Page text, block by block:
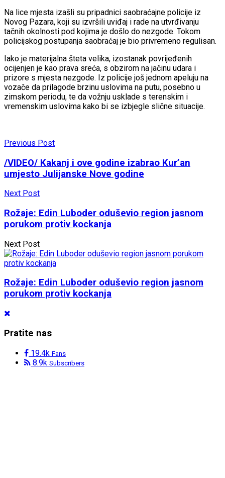
Na lice mjesta izašli su pripadnici saobraćajne policije iz
Novog Pazara, koji su izvršili uviđaj i rade na utvrđivanju
tačnih okolnosti pod kojima je došlo do nezgode. Tokom
policijskog postupanja saobraćaj je bio privremeno regulisan.
Iako je materijalna šteta velika, izostanak povrijeđenih
ocijenjen je kao prava sreća, s obzirom na jačinu udara i
prizore s mjesta nezgode. Iz policije još jednom apeluju na
vozače da prilagode brzinu uslovima na putu, posebno u
zimskom periodu, te da vožnju usklade s terenskim i
vremenskim uslovima kako bi se izbjegle slične situacije.
Previous Post
/VIDEO/ Kakanj i ove godine izabrao Kur’an
umjesto Julijanske Nove godine
Next Post
Rožaje: Edin Luboder oduševio region jasnom
porukom protiv kockanja
Next Post
Rožaje: Edin Luboder oduševio region jasnom
porukom protiv kockanja
Pratite nas
19.4k Fans
8.9k Subscribers